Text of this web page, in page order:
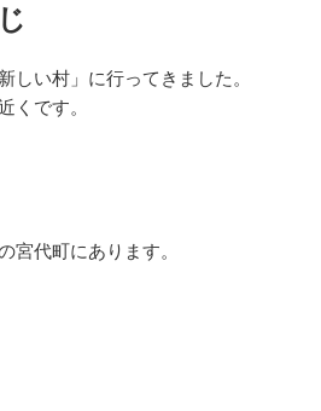
しい村」に行ってきました。
くです。
宮代町にあります。